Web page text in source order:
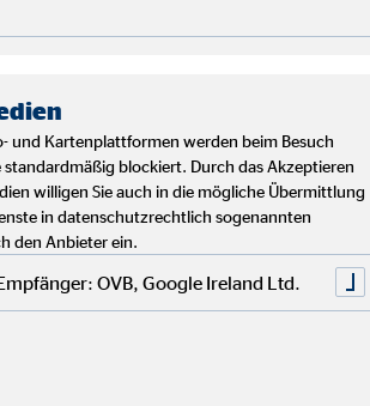
die
bei uns
und Kartenplattformen werden beim Besuch
standardmäßig blockiert. Durch das Akzeptieren
willigen Sie auch in die mögliche Übermittlung
in datenschutzrechtlich sogenannten
den Anbieter ein.
OVB, Google Ireland Ltd.